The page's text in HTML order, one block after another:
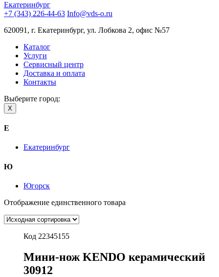
Екатеринбург
+7 (343) 226-44-63 Info@vds-o.ru
620091, г. Екатеринбург, ул. Лобкова 2, офис №57
Каталог
Услуги
Сервисный центр
Доставка и оплата
Контакты
Выберите город:
X
Е
Екатеринбург
Ю
Югорск
Отображение единственного товара
Код 22345155
Мини-нож KENDO керамический
30912